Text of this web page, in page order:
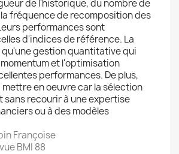
de l'historique, du nombre de
fréquence de recomposition des
performances sont
d'indices de référence. La
gestion quantitative qui
et l'optimisation
performances. De plus,
mettre en oeuvre car la sélection
sans recourir à une expertise
ou à des modèles
Françoise
BMI 88